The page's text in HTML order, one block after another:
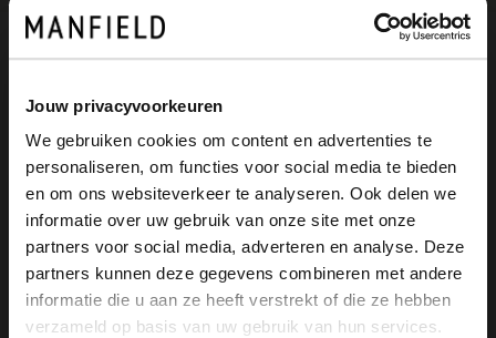
Jouw privacyvoorkeuren
We gebruiken cookies om content en advertenties te
personaliseren, om functies voor social media te bieden
en om ons websiteverkeer te analyseren. Ook delen we
informatie over uw gebruik van onze site met onze
partners voor social media, adverteren en analyse. Deze
partners kunnen deze gegevens combineren met andere
informatie die u aan ze heeft verstrekt of die ze hebben
verzameld op basis van uw gebruik van hun services.
Blauwe suède boots van Manfield met
hogere schacht en witte zool van 3 cm.
We adviseren als verzorging en
bescherming suède/nubuck spray in
transparant.
×
View this website in English?
It looks like your language isn't Dutch. Would
you like to switch to English?